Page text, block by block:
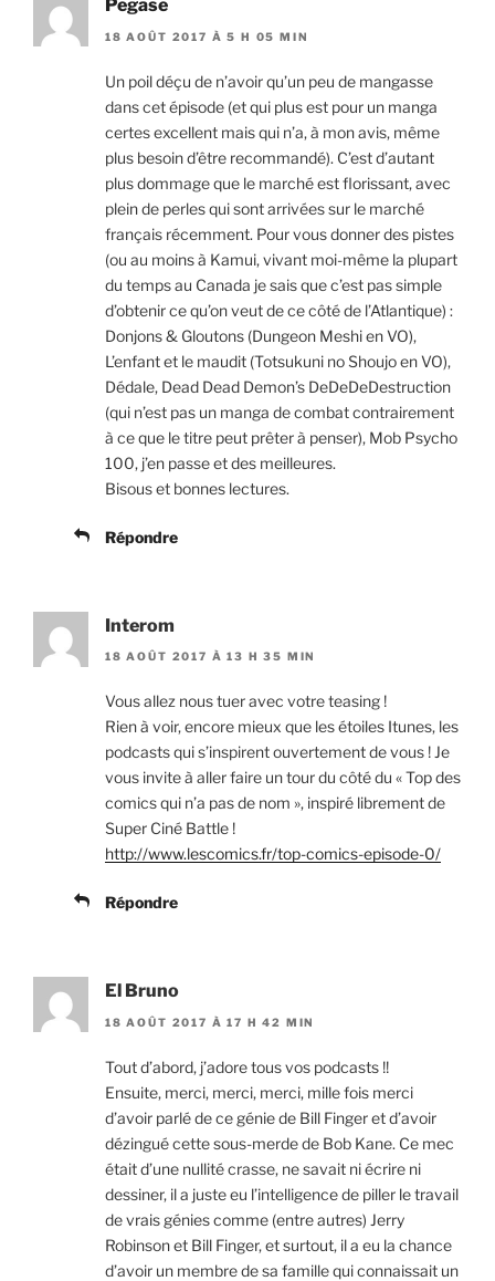
Pegase
18 AOÛT 2017 À 5 H 05 MIN
Un poil déçu de n’avoir qu’un peu de mangasse
dans cet épisode (et qui plus est pour un manga
certes excellent mais qui n’a, à mon avis, même
plus besoin d’être recommandé). C’est d’autant
plus dommage que le marché est florissant, avec
plein de perles qui sont arrivées sur le marché
français récemment. Pour vous donner des pistes
(ou au moins à Kamui, vivant moi-même la plupart
du temps au Canada je sais que c’est pas simple
d’obtenir ce qu’on veut de ce côté de l’Atlantique) :
Donjons & Gloutons (Dungeon Meshi en VO),
L’enfant et le maudit (Totsukuni no Shoujo en VO),
Dédale, Dead Dead Demon’s DeDeDeDestruction
(qui n’est pas un manga de combat contrairement
à ce que le titre peut prêter à penser), Mob Psycho
100, j’en passe et des meilleures.
Bisous et bonnes lectures.
Répondre
Interom
18 AOÛT 2017 À 13 H 35 MIN
Vous allez nous tuer avec votre teasing !
Rien à voir, encore mieux que les étoiles Itunes, les
podcasts qui s’inspirent ouvertement de vous ! Je
vous invite à aller faire un tour du côté du « Top des
comics qui n’a pas de nom », inspiré librement de
Super Ciné Battle !
http://www.lescomics.fr/top-comics-episode-0/
Répondre
El Bruno
18 AOÛT 2017 À 17 H 42 MIN
Tout d’abord, j’adore tous vos podcasts !!
Ensuite, merci, merci, merci, mille fois merci
d’avoir parlé de ce génie de Bill Finger et d’avoir
dézingué cette sous-merde de Bob Kane. Ce mec
était d’une nullité crasse, ne savait ni écrire ni
dessiner, il a juste eu l’intelligence de piller le travail
de vrais génies comme (entre autres) Jerry
Robinson et Bill Finger, et surtout, il a eu la chance
d’avoir un membre de sa famille qui connaissait un